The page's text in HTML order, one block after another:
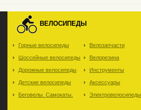
ВЕЛОСИПЕДЫ
Горные велосипеды
Шоссейные велосипеды
Дорожные велосипеды
Детские велосипеды
Беговелы. Самокаты.
Велозапчасти
Велорезина
Инструменты
Аксессуары
Электровелосипеды